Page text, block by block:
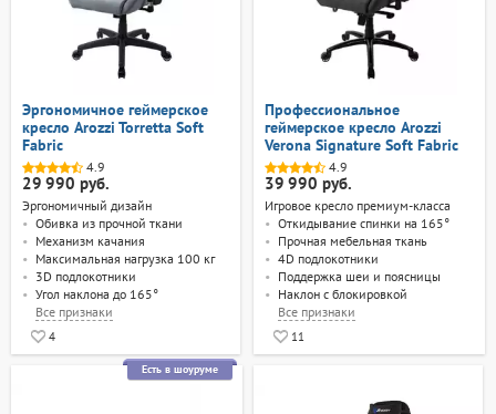
Эргономичное геймерское
кресло Arozzi Torretta Soft
Fabric
4.9
29 990 руб.
Эргономичный дизайн
Обивка из прочной ткани
Механизм качания
Максимальная нагрузка 100 кг
3D подлокотники
Угол наклона до 165°
Все признаки
4
Профессиональное
геймерское кресло Arozzi
Verona Signature Soft Fabric
4.9
39 990 руб.
Игровое кресло премиум-класса
Откидывание спинки на 165°
Прочная мебельная ткань
4D подлокотники
Поддержка шеи и поясницы
Наклон с блокировкой
Все признаки
11
Есть в шоуруме